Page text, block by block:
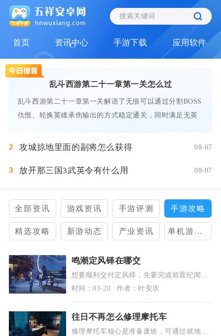
首页 资讯中心 手游下载 应用软件
乱斗西游第二十一章第一关怎么过
乱斗西游第二十一章第一关解语了无痕可以通过分割BOSS
仇恨、轮换英雄承伤输出的方式稳定通关，同时满足无英
2 攻城掠地里面的副将怎么获得 08-07
3 放开那三国3武英令有什么用 08-07
全部资讯 游戏资讯 手游评测 手游攻略
精选攻略 新游动态 产业资讯 单机游戏攻略
鸣潮定风铎在哪交
想要顺利交付定风铎，先要完成前置纪闻任
务山间琴音，解锁虹镇弦歌相关交互权限，
未完...
时间：03-20 作者：叶安庆
往日不再怎么修理摩托车
修理摩托车核心是准备废铁，可通过就地修